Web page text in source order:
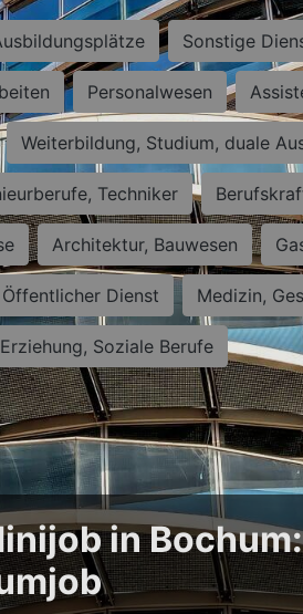
Sonstige
Personalwesen
Weiterbildung, Studium, duale
Techniker
Architektur, Bauwesen
Öffentlicher Dienst Medizin,
Soziale Berufe
in